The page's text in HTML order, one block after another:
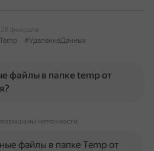
28 февраля
#УдалениеДанных
файлы в папке temp от
возможны неточности
файлы в папке Temp от